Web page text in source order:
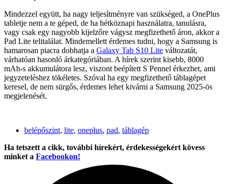
Mindezzel együtt, ha nagy teljesítményre van szükséged, a OnePlus
tabletje nem a te géped, de ha hétköznapi használatra, tanulásra,
vagy csak egy nagyobb kijelzőre vágysz megfizethető áron, akkor a
Pad Lite telitalálat. Mindemellett érdemes tudni, hogy a Samsung is
hamarosan piacra dobhatja a Galaxy Tab S10 Lite változatát,
várhatóan hasonló árkategóriában. A hírek szerint kisebb, 8000
mAh-s akkumulátora lesz, viszont beépített S Pennel érkezhet, ami
jegyzeteléshez tökéletes. Szóval ha egy megfizethető táblagépet
keresel, de nem sürgős, érdemes lehet kivárni a Samsung 2025-ös
megjelenését.
belépőszint, lite, oneplus, pad, táblagép
Ha tetszett a cikk, további hírekért, érdekességekért kövess
minket a Facebookon!